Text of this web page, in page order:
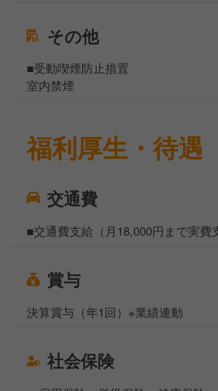
その他
■受動喫煙防止措置
室内禁煙
福利厚生・待遇
交通費
■交通費支給（月18,000円まで実費
賞与
決算賞与（年1回）※業績連動
社会保険